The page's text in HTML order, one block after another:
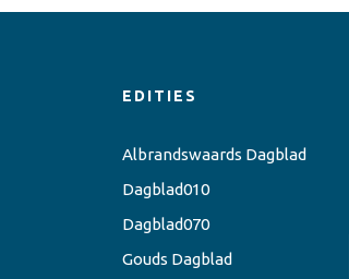
EDITIES
Albrandswaards Dagblad
Dagblad010
Dagblad070
Gouds Dagblad